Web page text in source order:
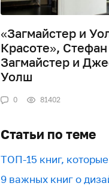
«Загмайстер и
Красоте», Стефан
Загмайстер и
Уолш
0 81402
Статьи по теме
ТОП-15 книг,
9 важных книг о